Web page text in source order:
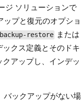
ジ ソリューションで
プと復元のオプショ
restore または
クス定義とそのドキ
クアップし、インデッ
バックアップがない場